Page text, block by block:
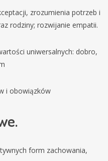
zrozumienia potrzeb i
rodziny; rozwijanie empatii.
uniwersalnych: dobro,
i obowiązków
form zachowania,